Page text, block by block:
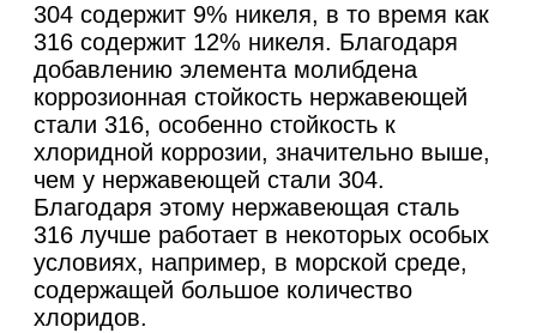
304 содержит 9% никеля, в то время как
316 содержит 12% никеля. Благодаря
добавлению элемента молибдена
коррозионная стойкость нержавеющей
стали 316, особенно стойкость к
хлоридной коррозии, значительно выше,
чем у нержавеющей стали 304.
Благодаря этому нержавеющая сталь
316 лучше работает в некоторых особых
условиях, например, в морской среде,
содержащей большое количество
хлоридов.